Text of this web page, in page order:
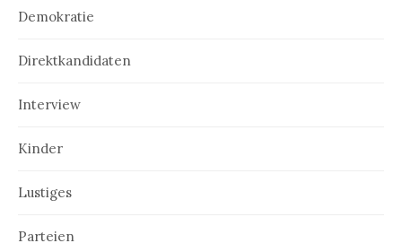
Demokratie
Direktkandidaten
Interview
Kinder
Lustiges
Parteien